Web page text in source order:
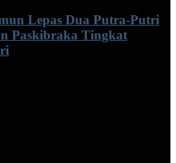
Lepas Dua Putra-Putri
Paskibraka Tingkat